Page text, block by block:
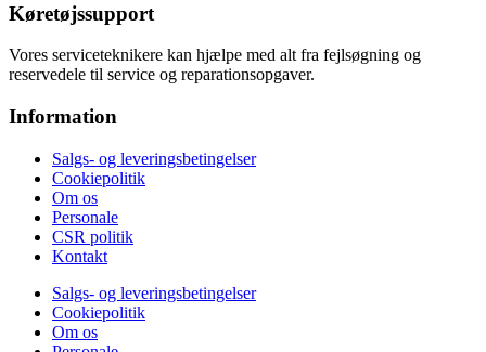
Køretøjssupport
Vores serviceteknikere kan hjælpe med alt fra fejlsøgning og
reservedele til service og reparationsopgaver.
Information
Salgs- og leveringsbetingelser
Cookiepolitik
Om os
Personale
CSR politik
Kontakt
Salgs- og leveringsbetingelser
Cookiepolitik
Om os